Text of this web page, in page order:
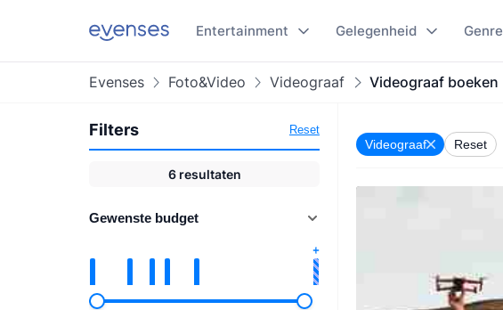
Entertainment Gelegenheid Genre
Evenses Foto&Video Videograaf Videograaf boeken
Filters Reset
6 resultaten
Gewenste budget
Videograaf Reset